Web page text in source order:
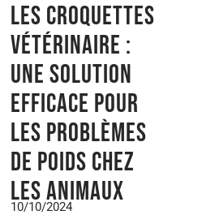
Les croquettes
vétérinaire :
une solution
efficace pour
les problèmes
de poids chez
les animaux
10/10/2024